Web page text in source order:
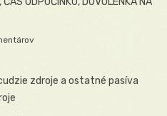
zdroje a ostatné pasíva